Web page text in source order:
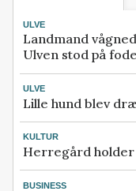
ULVE
Landmand
Ulven stod på
ULVE
Lille hund blev
KULTUR
Herregård holder
BUSINESS